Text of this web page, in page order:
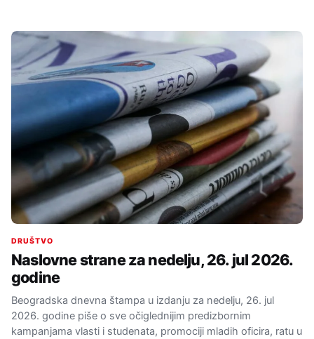
DRUŠTVO
Naslovne strane za nedelju, 26. jul 2026.
godine
Beogradska dnevna štampa u izdanju za nedelju, 26. jul
2026. godine piše o sve očiglednijim predizbornim
kampanjama vlasti i studenata, promociji mladih oficira, ratu u